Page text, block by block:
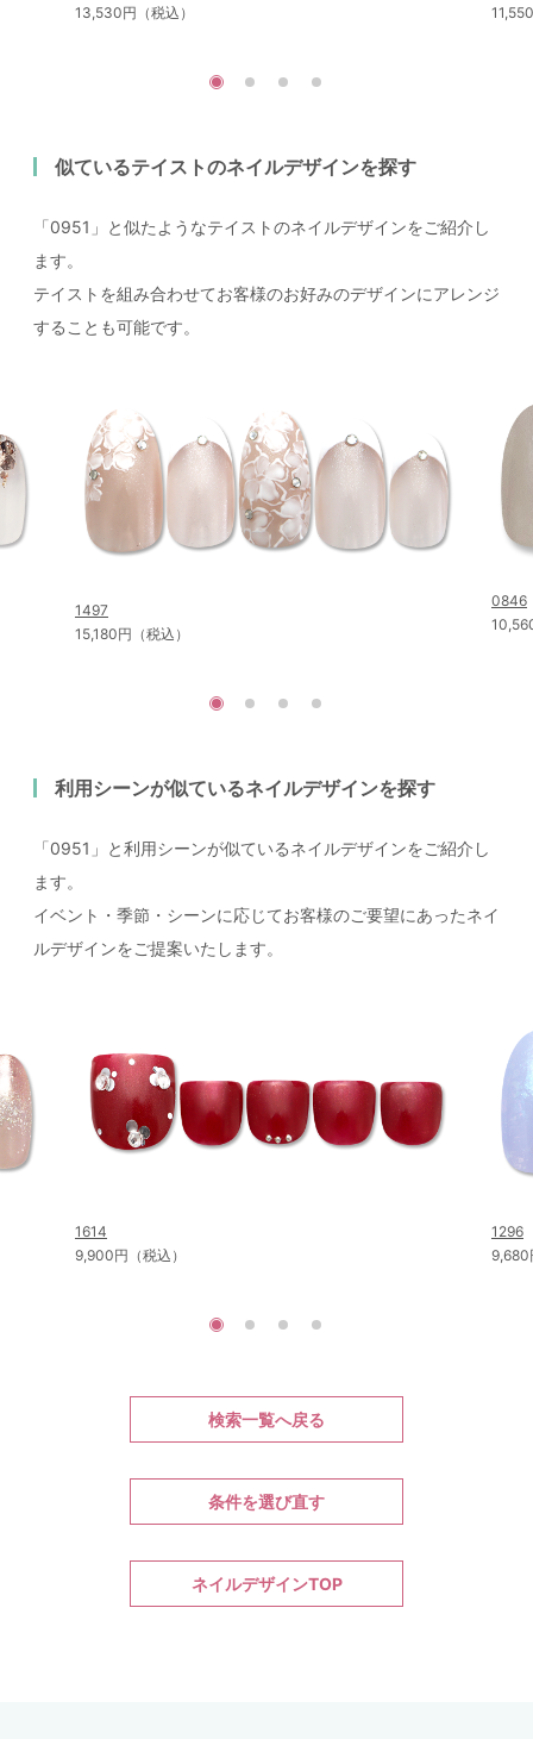
13,530円（税込）
似ているテイストのネイルデザインを探す
「0951」と似たようなテイストのネイルデザインをご紹介し
ます。
テイストを組み合わせてお客様のお好みのデザインにアレンジ
することも可能です。
1497
15,180円（税込）
0846
利用シーンが似ているネイルデザインを探す
「0951」と利用シーンが似ているネイルデザインをご紹介し
ます。
イベント・季節・シーンに応じてお客様のご要望にあったネイ
ルデザインをご提案いたします。
1614
9,900円（税込）
1296
9,680
検索一覧へ戻る
条件を選び直す
ネイルデザインTOP